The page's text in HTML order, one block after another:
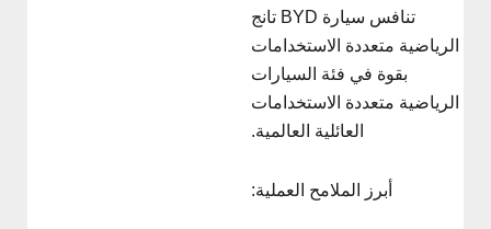
تنافس سيارة BYD تانج
الرياضية متعددة الاستخدامات
بقوة في فئة السيارات
الرياضية متعددة الاستخدامات
العائلية العالمية.
أبرز الملامح العملية: